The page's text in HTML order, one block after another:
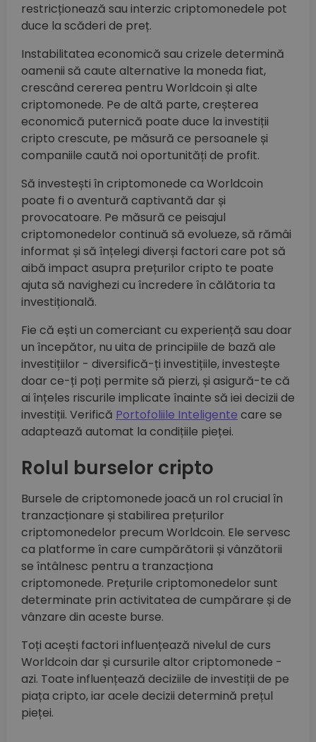
restricționează sau interzic criptomonedele pot
duce la scăderi de preț.
Instabilitatea economică sau crizele determină
oamenii să caute alternative la moneda fiat,
crescând cererea pentru Worldcoin și alte
criptomonede. Pe de altă parte, creșterea
economică puternică poate duce la investiții
cripto crescute, pe măsură ce persoanele și
companiile caută noi oportunități de profit.
Să investești în criptomonede ca Worldcoin
poate fi o aventură captivantă dar și
provocatoare. Pe măsură ce peisajul
criptomonedelor continuă să evolueze, să rămâi
informat și să înțelegi diverși factori care pot să
aibă impact asupra prețurilor cripto te poate
ajuta să navighezi cu încredere în călătoria ta
investițională.
Fie că ești un comerciant cu experiență sau doar
un începător, nu uita de principiile de bază ale
investițiilor - diversifică-ți investițiile, investește
doar ce-ți poți permite să pierzi, și asigură-te că
ai înțeles riscurile implicate înainte să iei decizii de
investiții. Verifică Portofoliile Inteligente care se
adaptează automat la condițiile pieței.
Rolul burselor cripto
Bursele de criptomonede joacă un rol crucial în
tranzacționare și stabilirea prețurilor
criptomonedelor precum Worldcoin. Ele servesc
ca platforme în care cumpărătorii și vânzătorii
se întâlnesc pentru a tranzacționa
criptomonede. Prețurile criptomonedelor sunt
determinate prin activitatea de cumpărare și de
vânzare din aceste burse.
Toți acești factori influențează nivelul de curs
Worldcoin dar și cursurile altor criptomonede -
azi. Toate influențează deciziile de investiții de pe
piața cripto, iar acele decizii determină prețul
pieței.